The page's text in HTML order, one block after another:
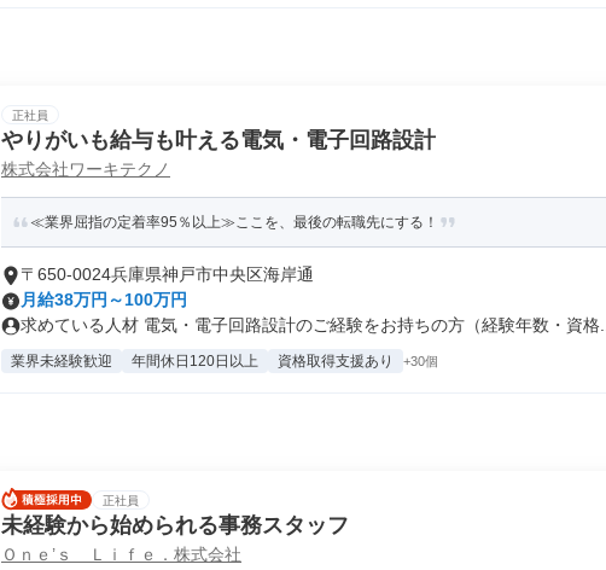
正社員
やりがいも給与も叶える電気・電子回路設計
株式会社ワーキテクノ
≪業界屈指の定着率95％以上≫ここを、最後の転職先にする！
〒650-0024兵庫県神戸市中央区海岸通
月給38万円～100万円
求めている人材 電気・電子回路設計のご経験をお持ちの方（経験年数・資格...
業界未経験歓迎 年間休日120日以上 資格取得支援あり +30個
正社員
未経験から始められる事務スタッフ
Ｏｎｅ’ｓ Ｌｉｆｅ．株式会社